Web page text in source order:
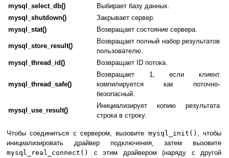
mysql_select_db()
Выбирает базу данных.
mysql_shutdown()
Закрывает сервер.
mysql_stat()
Возвращает состояние сервера.
mysql_store_result()
Возвращает полный набор результатов
пользователю.
mysql_thread_id()
Возвращает ID потока.
mysql_thread_safe()
Возвращает 1, если клиент
компилируется как поточно-
безопасный.
mysql_use_result()
Инициализирует копию результата
строка в строку.
Чтобы соединиться с сервером, вызовите mysql_init()
, чтобы
инициализировать драйвер подключения, затем вызовите
mysql_real_connect()
с этим драйвером (наряду с другой